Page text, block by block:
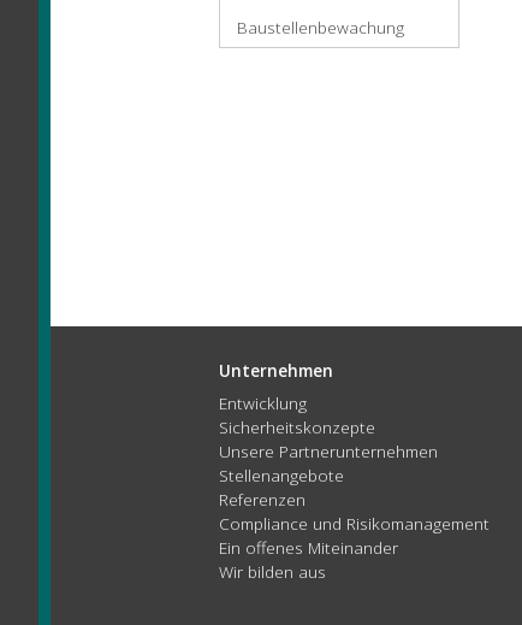
Baustellenbewachung
Unternehmen
Entwicklung
Sicherheitskonzepte
Unsere Partnerunternehmen
Stellenangebote
Referenzen
Compliance und Risikomanagement
Ein offenes Miteinander
Wir bilden aus